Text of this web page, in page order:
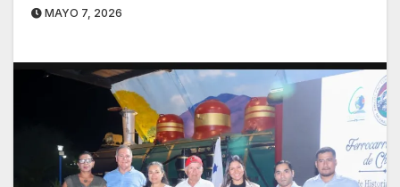
MAYO 7, 2026